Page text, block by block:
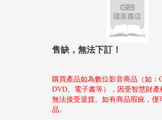
售缺，無法下訂！
購買產品如為數位影音商品（如：
DVD、電子書等），因受智慧財產
無法接受退貨。如有商品瑕疵，僅
品。